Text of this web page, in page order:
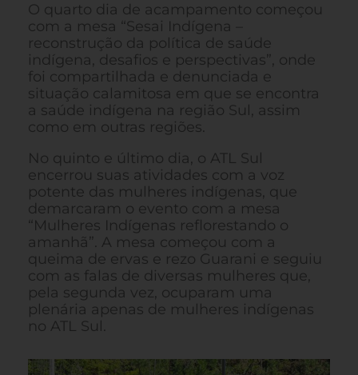
O quarto dia de acampamento começou
com a mesa “Sesai Indígena –
reconstrução da política de saúde
indígena, desafios e perspectivas”, onde
foi compartilhada e denunciada e
situação calamitosa em que se encontra
a saúde indígena na região Sul, assim
como em outras regiões.
No quinto e último dia, o ATL Sul
encerrou suas atividades com a voz
potente das mulheres indígenas, que
demarcaram o evento com a mesa
“Mulheres Indígenas reflorestando o
amanhã”. A mesa começou com a
queima de ervas e rezo Guarani e seguiu
com as falas de diversas mulheres que,
pela segunda vez, ocuparam uma
plenária apenas de mulheres indígenas
no ATL Sul.